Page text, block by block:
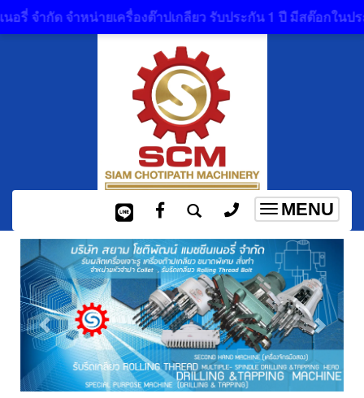
ำหน่ายเครื่องต๊าปเกลียว รับประกัน 1 ปี มีสต๊อกในประเทศไทย
Toggle
navigation
MENU